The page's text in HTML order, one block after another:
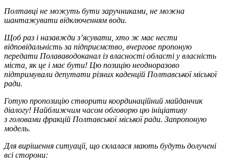
Полтавці не можуть бути заручниками, не можна
шантажувати відключенням води.
Щоб раз і назавжди з’ясувати, хто ж має нести
відповідальність за підприємство, вчергове пропоную
передати Полававодоканал із власності області у власність
міста, як це і має бути! Цю позицію неодноразово
підтримували депутати різних каденцій Полтавської міської
ради.
Готую пропозицію створити координаційний майданчик
діалогу! Найближчим часом обговорю цю ініціативу
з головами фракцій Полтавської міської ради. Запропоную
модель.
Для вирішення ситуації, що склалася мають будуть долучені
всі сторони: